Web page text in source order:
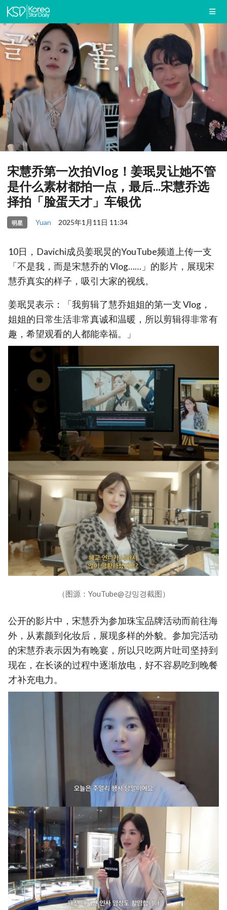
宋慧乔第一次拍Vlog！姜珉炅让她不管
是什么素材都拍一点，最后...宋慧乔选
择拍「脸蛋天才」车银优
明星 Yuan 2025年1月11日 11:34
10日，Davichi成员姜珉炅的YouTube频道上传一支
「不是我，而是宋慧乔的 Vlog……」的影片，展现宋
慧乔真实的样子，吸引大家的视线。
姜珉炅表示：「我剪辑了慧乔姐姐的第一支 Vlog，
姐姐的日常生活非常真诚和温暖，所以剪辑得非常有
趣，希望观看的人都能幸福。」
（图源：YouTube@걍밍경截图）
公开的影片中，宋慧乔为参加珠宝品牌活动而前往海
外，从素颜到化妆后，展现多样的外貌。参加完活动
的宋慧乔表示因为有晚宴，所以只吃两片吐司坚持到
现在，在长谈的过程中逐渐放电，好不容易吃到晚餐
才补充电力。